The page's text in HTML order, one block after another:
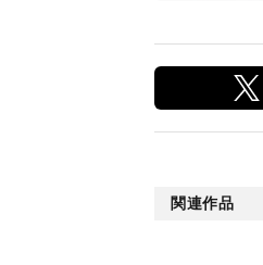
関連作品